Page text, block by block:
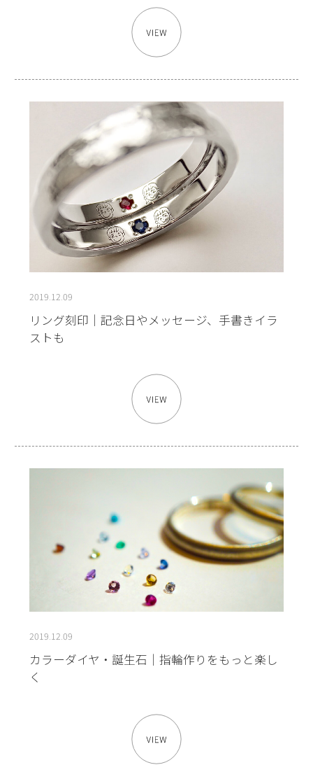
2019.12.09
リング刻印｜記念日やメッセージ、手書きイラ
ストも
2019.12.09
カラーダイヤ・誕生石｜指輪作りをもっと楽し
く